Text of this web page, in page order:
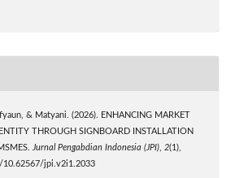
& Matyani. (2026). ENHANCING MARKET
THROUGH SIGNBOARD INSTALLATION
Jurnal Pengabdian Indonesia (JPI), 2(1),
jpi.v2i1.2033